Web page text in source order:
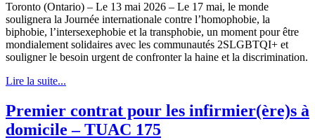
Toronto (Ontario) – Le 13 mai 2026 – Le 17 mai, le monde
soulignera la Journée internationale contre l’homophobie, la
biphobie, l’intersexephobie et la transphobie, un moment pour être
mondialement solidaires avec les communautés 2SLGBTQI+ et
souligner le besoin urgent de confronter la haine et la discrimination.
Lire la suite...
Premier contrat pour les infirmier(ère)s à
domicile – TUAC 175